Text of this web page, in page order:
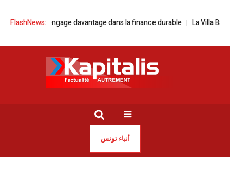
FlashNews:davantage dans la finance durable La Villa Baizeau fait
أنباء تونس